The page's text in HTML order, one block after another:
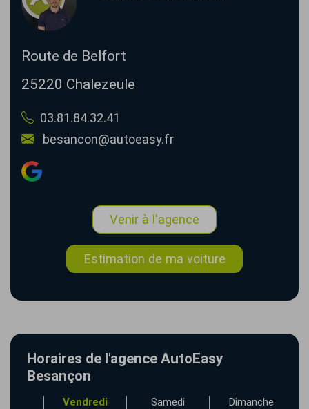
Route de Belfort
25220 Chalezeule
03.81.84.32.41
besancon@autoeasy.fr
Venir à l'agence
Estimation de ma voiture
Horaires de l'agence AutoEasy
Besançon
Vendredi
Samedi
Dimanche